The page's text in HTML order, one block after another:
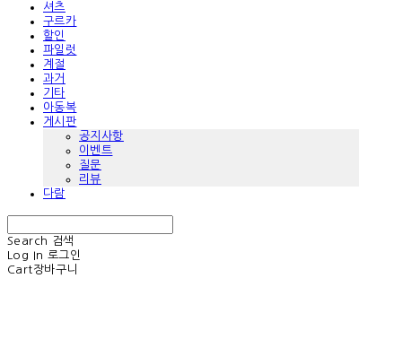
셔츠
구르카
할인
파일럿
계절
과거
기타
아동복
게시판
공지사항
이벤트
질문
리뷰
다람
Search
검색
Log In 로그인
Cart장바구니